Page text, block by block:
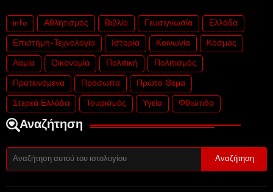
info Αθλητισμός Βιβλίο Γευσιγνωσία Ελλάδα
Επιστήμη-Τεχνολογία Ιστορία Κοινωνία Κόσμος
Λαμία Οικονομία Πολιτική Πολιτισμός
Προτεινόμενα Πρόσωπα Πρώτο Θέμα
Στερεά Ελλάδα Τουρισμός Υγεία Φθιώτιδα
Αναζήτηση